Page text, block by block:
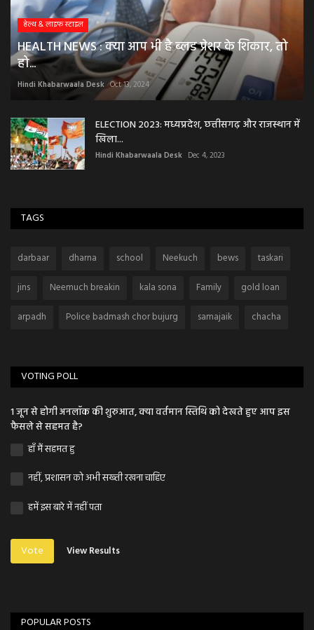
हेल्थ & लाइफ स्टाइल
HEALTH NEWS : क्या आप भी है ब्लड प्रेशर के शिकार, तो
हो...
Hindi Khabarwaala Desk Oct 13, 2024
ELECTION 2023: मध्यप्रदेश, छत्तीसगढ़ और राजस्थान में
खिला...
Hindi Khabarwaala Desk Dec 4, 2023
TAGS
darbaar dharna school Neekuch bews
taskari
jins
Neemuch breakin kala sona Family
gold loan
arpadh
Police badmash chor bujurg samajaik chacha
VOTING POLL
1 जून से होगी अनलॉक की शुरुआत, क्या वर्तमान स्तिथि को देखते हुए आप इस
फैसले से सहमत है?
हाँ मैं सहमत हु
नहीं, प्रशासन को अभी सख्ती रखना चाहिए
हमें इस बारे में नहीं पता
Vote View Results
POPULAR POSTS